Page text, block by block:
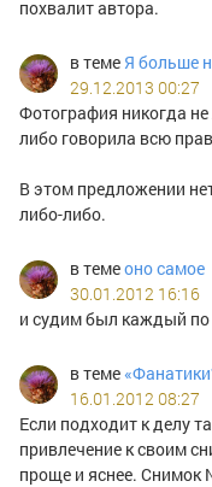
похвалит автора.
в теме Я больше
29.12.2013 00:27
Фотография никогда не
либо говорила всю
В этом предложении
либо-либо.
в темеоно самое
30.01.2012 16:16
и судим был каждый
в теме«Фанатики?
16.01.2012 08:27
Если подходит к делу
привлечение к своим
проще и яснее.